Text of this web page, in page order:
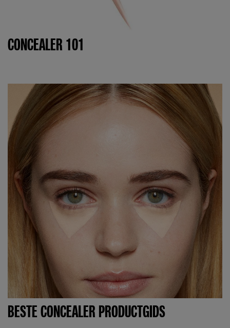
CONCEALER 101
BESTE CONCEALER PRODUCTGIDS